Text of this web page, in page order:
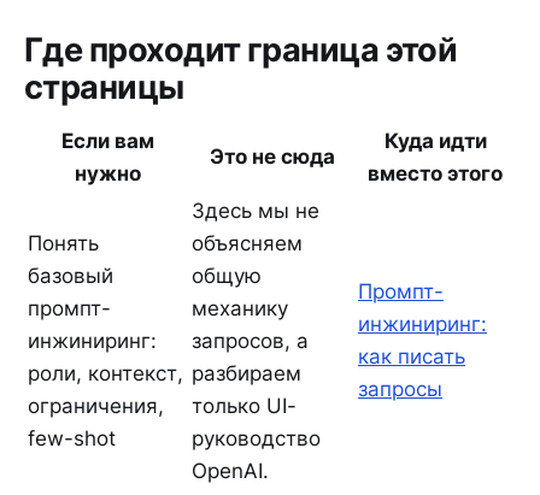
Где проходит граница этой
страницы
Если вам
нужно
Это не сюда
Куда идти
вместо этого
Понять
базовый
промпт-
инжиниринг:
роли, контекст,
ограничения,
few-shot
Здесь мы не
объясняем
общую
механику
запросов, а
разбираем
только UI-
руководство
OpenAI.
Промпт-
инжиниринг:
как писать
запросы